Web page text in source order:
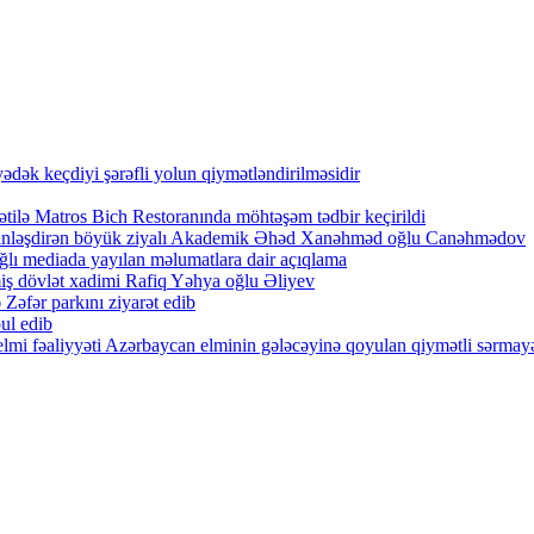
keçdiyi şərəfli yolun qiymətləndirilməsidir
Matros Bich Restoranında möhtəşəm tədbir keçirildi
böyük ziyalı Akademik Əhəd Xanəhməd oğlu Canəhmədov
mediada yayılan məlumatlara dair açıqlama
dövlət xadimi Rafiq Yəhya oğlu Əliyev
parkını ziyarət edib
edib
fəaliyyəti Azərbaycan elminin gələcəyinə qoyulan qiymətli